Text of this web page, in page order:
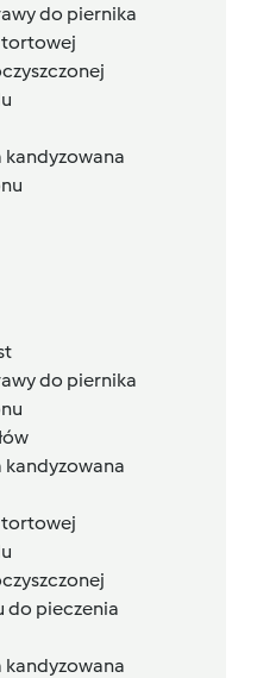
do piernika
tortowej
kandyzowana
do piernika
kandyzowana
tortowej
do pieczenia
kandyzowana